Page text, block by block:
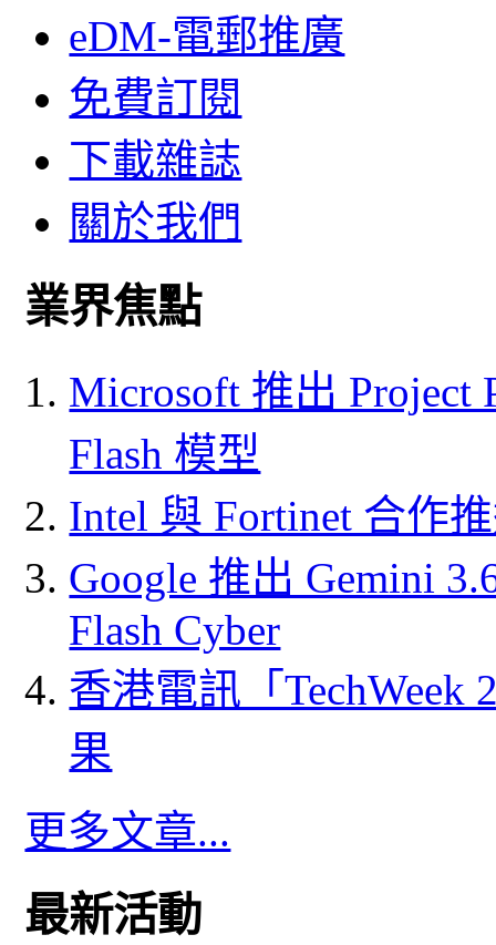
eDM-電郵推廣
免費訂閱
下載雜誌
關於我們
業界焦點
Microsoft 推出 Project
Flash 模型
Intel 與 Fortinet 合作
Google 推出 Gemini
Flash Cyber
香港電訊「
果
更多文章...
最新活動